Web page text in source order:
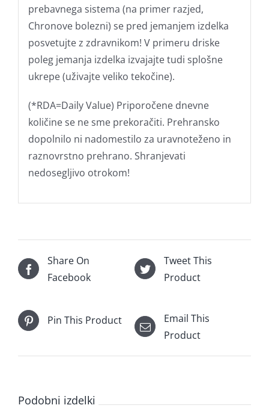
prebavnega sistema (na primer razjed,
Chronove bolezni) se pred jemanjem izdelka
posvetujte z zdravnikom! V primeru driske
poleg jemanja izdelka izvajajte tudi splošne
ukrepe (uživajte veliko tekočine).
(*RDA=Daily Value) Priporočene dnevne
količine se ne sme prekoračiti. Prehransko
dopolnilo ni nadomestilo za uravnoteženo in
raznovrstno prehrano. Shranjevati
nedosegljivo otrokom!
Share On
Facebook
Tweet This
Product
Pin This Product
Email This
Product
Podobni izdelki